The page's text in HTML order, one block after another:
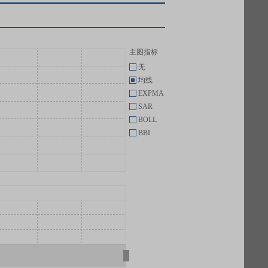
主图指标
无
均线
EXPMA
SAR
BOLL
BBI